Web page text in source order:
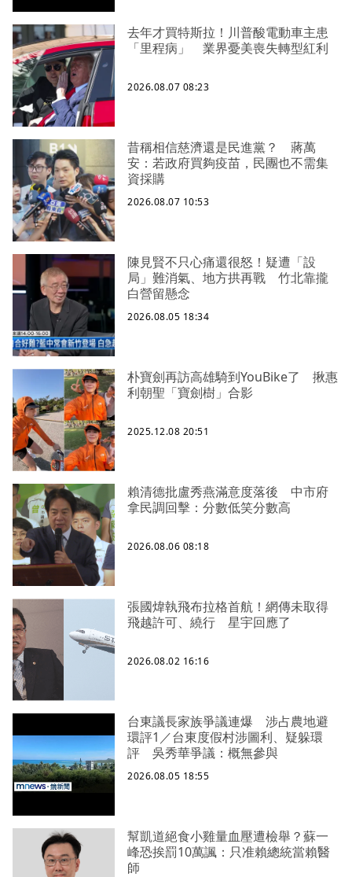
去年才買特斯拉！川普酸電動車主患
「里程病」 業界憂美喪失轉型紅利
2026.08.07 08:23
昔稱相信慈濟還是民進黨？ 蔣萬
安：若政府買夠疫苗，民團也不需集
資採購
2026.08.07 10:53
陳見賢不只心痛還很怒！疑遭「設
局」難消氣、地方拱再戰 竹北靠攏
白營留懸念
2026.08.05 18:34
朴寶劍再訪高雄騎到YouBike了 揪惠
利朝聖「寶劍樹」合影
2025.12.08 20:51
賴清德批盧秀燕滿意度落後 中市府
拿民調回擊：分數低笑分數高
2026.08.06 08:18
張國煒執飛布拉格首航！網傳未取得
飛越許可、繞行 星宇回應了
2026.08.02 16:16
台東議長家族爭議連爆 涉占農地避
環評1／台東度假村涉圖利、疑躲環
評 吳秀華爭議：概無參與
2026.08.05 18:55
幫凱道絕食小雞量血壓遭檢舉？蘇一
峰恐挨罰10萬諷：只准賴總統當賴醫
師